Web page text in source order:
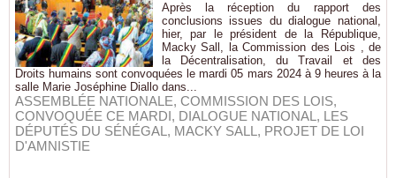
Après la réception du rapport des
conclusions issues du dialogue national,
hier, par le président de la République,
Macky Sall, la Commission des Lois , de
la Décentralisation, du Travail et des
Droits humains sont convoquées le mardi 05 mars 2024 à 9 heures à la
salle Marie Joséphine Diallo dans...
ASSEMBLÉE NATIONALE, COMMISSION DES LOIS,
CONVOQUÉE CE MARDI, DIALOGUE NATIONAL , LES
DÉPUTÉS DU SÉNÉGAL , MACKY SALL , PROJET DE LOI
D'AMNISTIE